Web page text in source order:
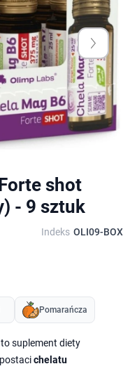
shot
- 9 sztuk
Indeks OLI09-BOX
Pomarańcza
suplement diety
chelatu